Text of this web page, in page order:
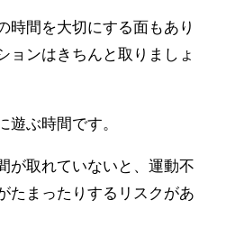
時間を大切にする面もあり
ョンはきちんと取りましょ
遊ぶ時間です。
が取れていないと、運動不
たまったりするリスクがあ